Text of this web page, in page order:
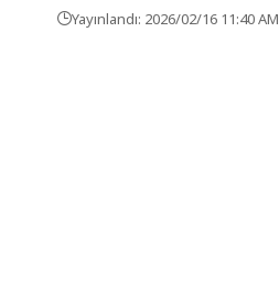
Yayınlandı: 2026/02/16 11:40 AM